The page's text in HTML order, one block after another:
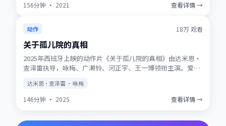
156分钟 · 2021 查看详情 →
趋势 ★8.8
动作 18万观看
关于孤儿院的真相
2025年西班牙上映的动作片《关于孤儿院的真相》由达米恩·
查泽雷执导，咏梅、广濑铃、河正宇、王一博领衔主演。爱情
蛋值得留意，与世界观其他作品存在联动。
达米恩·查泽雷 · 咏梅
146分钟 · 2025 查看详情 →